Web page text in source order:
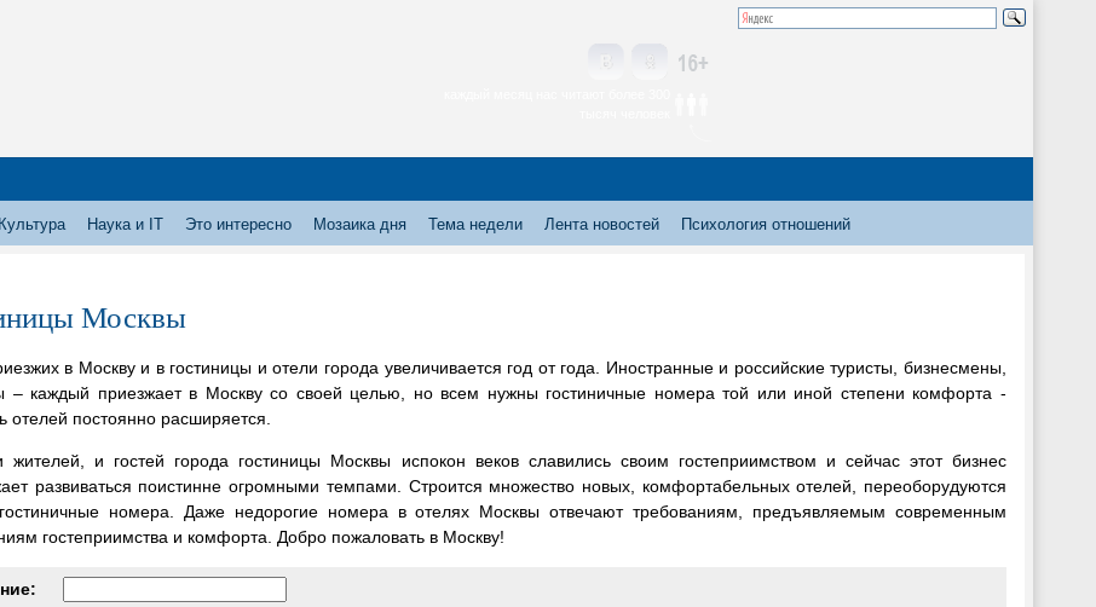
Культура Наука и IT Это интересно Мозаика дня Тема недели Лента новостей Психология отношений
Москвы
в Москву и в гостиницы и отели города увеличивается год от года. Иностранные и российские туристы, бизнесмены,
– каждый приезжает в Москву со своей целью, но всем нужны гостиничные номера той или иной степени комфорта -
отелей постоянно расширяется.
и гостей города гостиницы Москвы испокон веков славились своим гостеприимством и сейчас этот бизнес
развиваться поистинне огромными темпами. Строится множество новых, комфортабельных отелей, переоборудуются
номера. Даже недорогие номера в отелях Москвы отвечают требованиям, предъявляемым современным
гостеприимства и комфорта. Добро пожаловать в Москву!